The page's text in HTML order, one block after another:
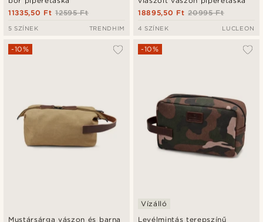
12595 Ft
11335,50 Ft
5 SZÍNEK TRENDHIM
20995 Ft
18895,50 Ft
4 SZÍNEK LUCLEON
Mustársárga vászon és barna
-10%
Levélmintás terepszínű
-10%
Vízálló